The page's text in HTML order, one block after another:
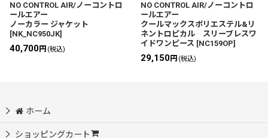
NO CONTROL AIR/ノーコントロ
ールエアー
ノーカラー ジャケット
[NK_NC950JK]
40,700円 (税込)
NO CONTROL AIR/ノーコントロ
ールエアー
クールマックスポリエステル&リ
ネントロピカル スリーブレスワ
イドワンピース [NC159OP]
29,150円 (税込)
ホーム
ショッピングカート